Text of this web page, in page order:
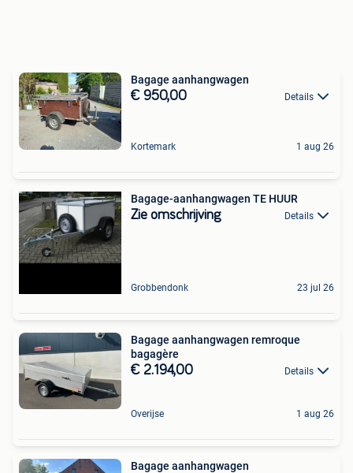
Bagage aanhangwagen
€ 950,00 Details
Kortemark 1 aug 26
Bagage-aanhangwagen TE HUUR
Zie omschrijving Details
Grobbendonk 23 jul 26
Bagage aanhangwagen remroque
bagagère
€ 2.194,00 Details
Overijse 1 aug 26
Bagage aanhangwagen